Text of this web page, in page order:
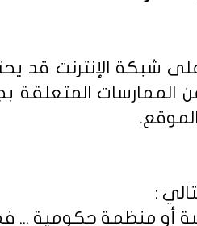
على شبكة الإنترنت
الممارسات المتعلقة
: